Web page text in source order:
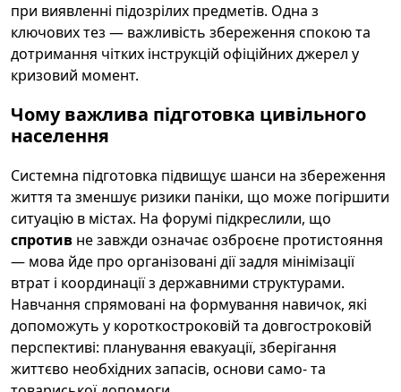
при виявленні підозрілих предметів. Одна з
ключових тез — важливість збереження спокою та
дотримання чітких інструкцій офіційних джерел у
кризовий момент.
Чому важлива підготовка цивільного
населення
Системна підготовка підвищує шанси на збереження
життя та зменшує ризики паніки, що може погіршити
ситуацію в містах. На форумі підкреслили, що
спротив не завжди означає озброєне протистояння
— мова йде про організовані дії задля мінімізації
втрат і координації з державними структурами.
Навчання спрямовані на формування навичок, які
допоможуть у короткостроковій та довгостроковій
перспективі: планування евакуації, зберігання
життєво необхідних запасів, основи само- та